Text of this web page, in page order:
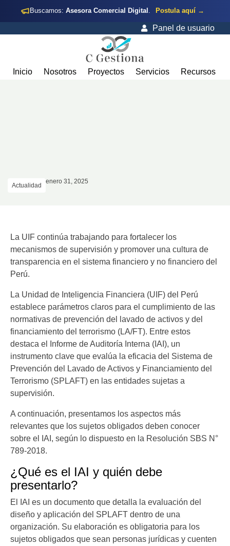
Buscamos: Asesora Comercial Digital . Postula aquí →
Panel de usuario
Inicio Nosotros Proyectos Servicios Recursos
Actualidad
enero 31, 2025
La UIF continúa trabajando para fortalecer los
mecanismos de supervisión y promover una cultura de
transparencia en el sistema financiero y no financiero del
Perú.
La Unidad de Inteligencia Financiera (UIF) del Perú
establece parámetros claros para el cumplimiento de las
normativas de prevención del lavado de activos y del
financiamiento del terrorismo (LA/FT). Entre estos
destaca el Informe de Auditoría Interna (IAI), un
instrumento clave que evalúa la eficacia del Sistema de
Prevención del Lavado de Activos y Financiamiento del
Terrorismo (SPLAFT) en las entidades sujetas a
supervisión.
A continuación, presentamos los aspectos más
relevantes que los sujetos obligados deben conocer
sobre el IAI, según lo dispuesto en la Resolución SBS N°
789-2018.
¿Qué es el IAI y quién debe
presentarlo?
El IAI es un documento que detalla la evaluación del
diseño y aplicación del SPLAFT dentro de una
organización. Su elaboración es obligatoria para los
sujetos obligados que sean personas jurídicas y cuenten